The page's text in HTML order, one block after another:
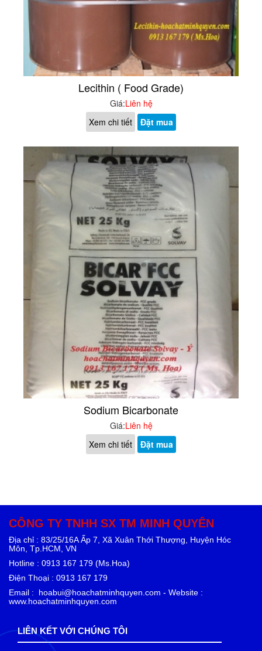
Lecithin ( Food Grade)
Giá:Liên hệ
Xem chi tiết
Đặt mua
Sodium Bicarbonate
Giá:Liên hệ
Xem chi tiết
Đặt mua
CÔNG TY TNHH SX TM MINH QUYÊN
Địa chỉ : 83/25/16A Ấp 7, Xã Xuân Thới Thượng, Huyện Hóc
Môn, Tp.HCM, VN
Hotline : 0913 167 179 (Ms.Hoa)
Điện Thoại : 0913 167 179
Email : hoabui@hoachatminhquyen.com - Website :
www.hoachatminhquyen.com
LIÊN KẾT VỚI CHÚNG TÔI